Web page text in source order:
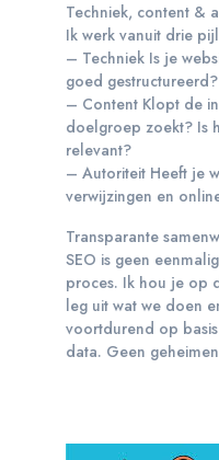
Techniek, content &
Ik werk vanuit drie
– Techniek Is je
goed gestructureerd?
– Content Klopt de
doelgroep zoekt? Is
relevant?
– Autoriteit Heeft je
verwijzingen en
Transparante
SEO is geen
proces. Ik hou je op
leg uit wat we doen
voortdurend op
data. Geen